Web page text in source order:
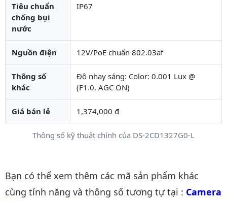
Thông số kỹ thuật chính của DS-2CD1327G0-L
Tiêu chuẩn
chống bụi
nước
IP67
Nguồn điện 12V/PoE chuẩn 802.03af
Thông số
khác
Độ nhạy sáng: Color: 0.001 Lux @
(F1.0, AGC ON)
Giá bán lẻ 1,374,000 đ
Danh mục liên quan
Bạn có thể xem thêm các mã sản phẩm khác
cùng tính năng và thông số tương tự tại : Camera